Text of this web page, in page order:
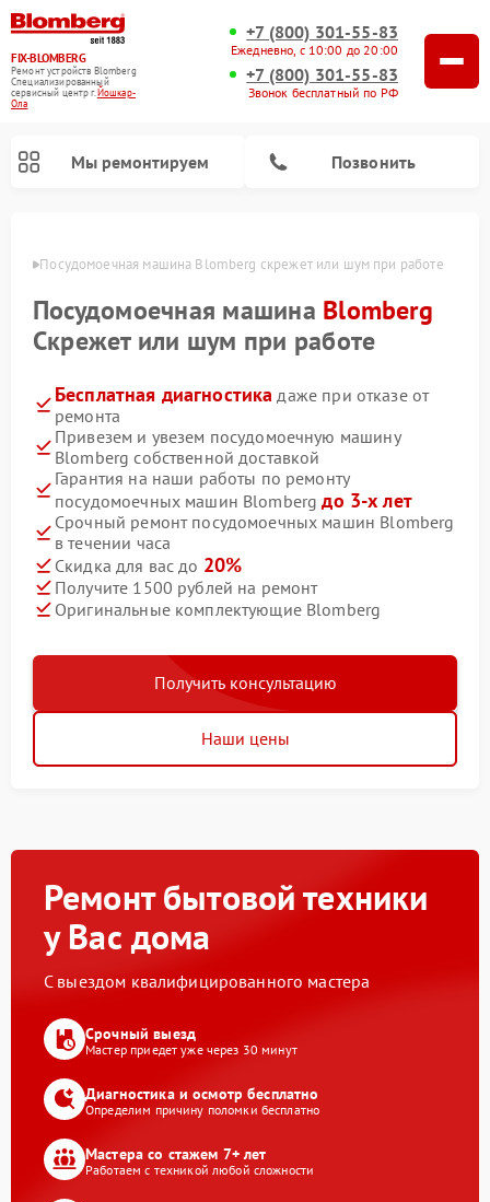
FIX-BLOMBERG
Ремонт устройств Blomberg
Специализированный
cервисный центр г.Йошкар-
Ола
+7 (800) 301-55-83
Ежедневно, с 10:00 до 20:00
+7 (800) 301-55-83
Звонок бесплатный по РФ
Мы ремонтируем Позвонить
Оле Посудомоечная машина Blomberg скрежет или шум при работе
Посудомоечная машина Blomberg
Скрежет или шум при работе
Бесплатная диагностика даже при отказе от
ремонта
Привезем и увезем посудомоечную машину
Blomberg собственной доставкой
Гарантия на наши работы по ремонту
посудомоечных машин Blombergдо 3-х лет
Срочный ремонт посудомоечных машин Blomberg
в течении часа
Скидка для вас до 20%
Получите 1500 рублей на ремонт
Оригинальные комплектующие Blomberg
Получить консультацию
Наши цены
Ремонт бытовой техники
у Вас дома
С выездом квалифицированного мастера
Срочный выезд
Мастер приедет уже через 30 минут
Диагностика и осмотр бесплатно
Определим причину поломки бесплатно
Мастера со стажем 7+ лет
Работаем с техникой любой сложности